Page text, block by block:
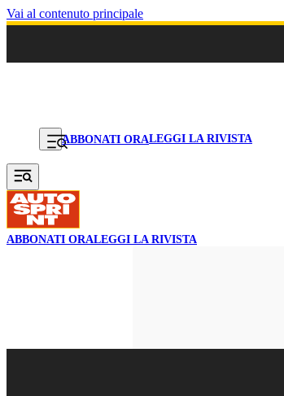
Vai al contenuto principale
ABBONATI ORALEGGI LA RIVISTA
ABBONATI ORALEGGI LA RIVISTA